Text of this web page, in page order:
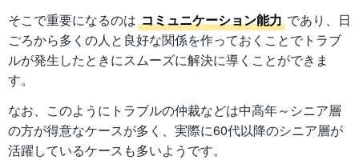
そこで重要になるのは コミュニケーション能力 であり、日
ごろから多くの人と良好な関係を作っておくことでトラブ
ルが発生したときにスムーズに解決に導くことができま
す。
なお、このようにトラブルの仲裁などは中高年～シニア層
の方が得意なケースが多く、実際に60代以降のシニア層が
活躍しているケースも多いようです。